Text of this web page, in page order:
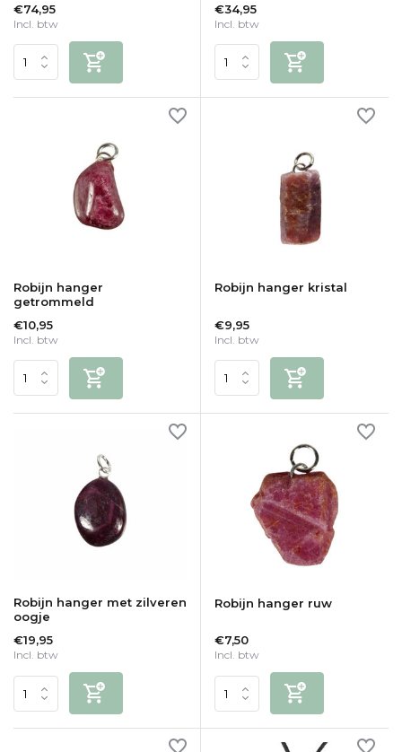
€74,95
Incl. btw
€34,95
Incl. btw
Robijn hanger
getrommeld
€10,95
Incl. btw
Robijn hanger kristal
€9,95
Incl. btw
Robijn hanger met zilveren
oogje
€19,95
Incl. btw
Robijn hanger ruw
€7,50
Incl. btw